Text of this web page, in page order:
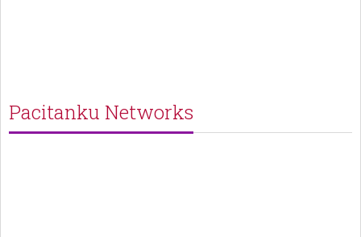
Pacitanku Networks